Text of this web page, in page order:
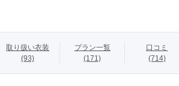
取り扱い衣装
(93)
プラン一覧
(171)
口コミ
(714)